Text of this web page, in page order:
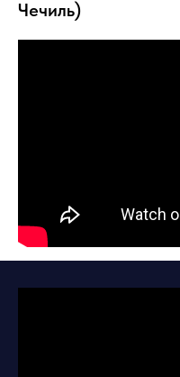
Чечиль)